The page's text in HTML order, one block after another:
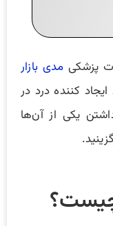
پزشکی مدی بازار
کننده درد در
یکی از آن‌ها